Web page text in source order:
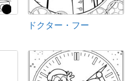
ドクター・フー